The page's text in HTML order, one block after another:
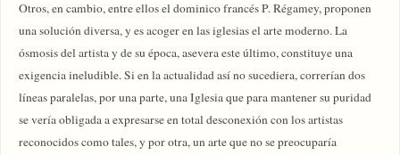
Otros, en cambio, entre ellos el dominico francés P. Régamey, proponen
una solución diversa, y es acoger en las iglesias el arte moderno. La
ósmosis del artista y de su época, asevera este último, constituye una
exigencia ineludible. Si en la actualidad así no sucediera, correrían dos
líneas paralelas, por una parte, una Iglesia que para mantener su puridad
se vería obligada a expresarse en total desconexión con los artistas
reconocidos como tales, y por otra, un arte que no se preocuparía